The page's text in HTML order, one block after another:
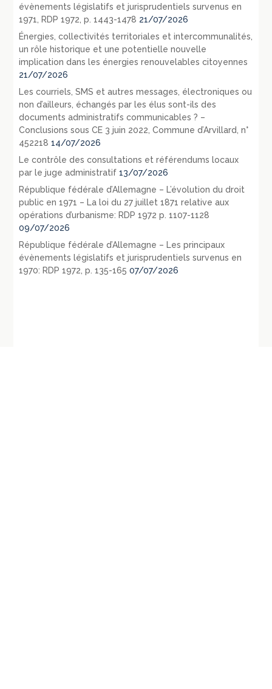
évènements législatifs et jurisprudentiels survenus en
1971, RDP 1972, p. 1443-1478 21/07/2026
Énergies, collectivités territoriales et intercommunalités,
un rôle historique et une potentielle nouvelle
implication dans les énergies renouvelables citoyennes
21/07/2026
Les courriels, SMS et autres messages, électroniques ou
non d’ailleurs, échangés par les élus sont-ils des
documents administratifs communicables ? –
Conclusions sous CE 3 juin 2022, Commune d’Arvillard, n°
452218 14/07/2026
Le contrôle des consultations et référendums locaux
par le juge administratif 13/07/2026
République fédérale d’Allemagne – L’évolution du droit
public en 1971 – La loi du 27 juillet 1871 relative aux
opérations d’urbanisme: RDP 1972 p. 1107-1128
09/07/2026
République fédérale d’Allemagne – Les principaux
évènements législatifs et jurisprudentiels survenus en
1970: RDP 1972, p. 135-165 07/07/2026